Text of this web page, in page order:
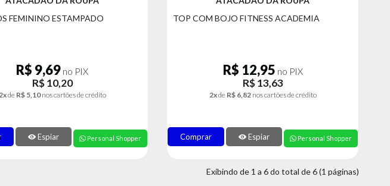
FEMININO ESTAMPADO
R$ 9,69 no PIX
R$ 10,20
de R$ 5,10 nos cartões de crédito
Espiar Personal Shopper
TOP COM BOJO FITNESS ACADEMIA
R$ 12,95 no PIX
R$ 13,63
2xde R$ 6,82 nos cartões de crédito
Comprar Espiar Personal Shopper
Exibindo de 1 a 6 do total de 6 (1 páginas)